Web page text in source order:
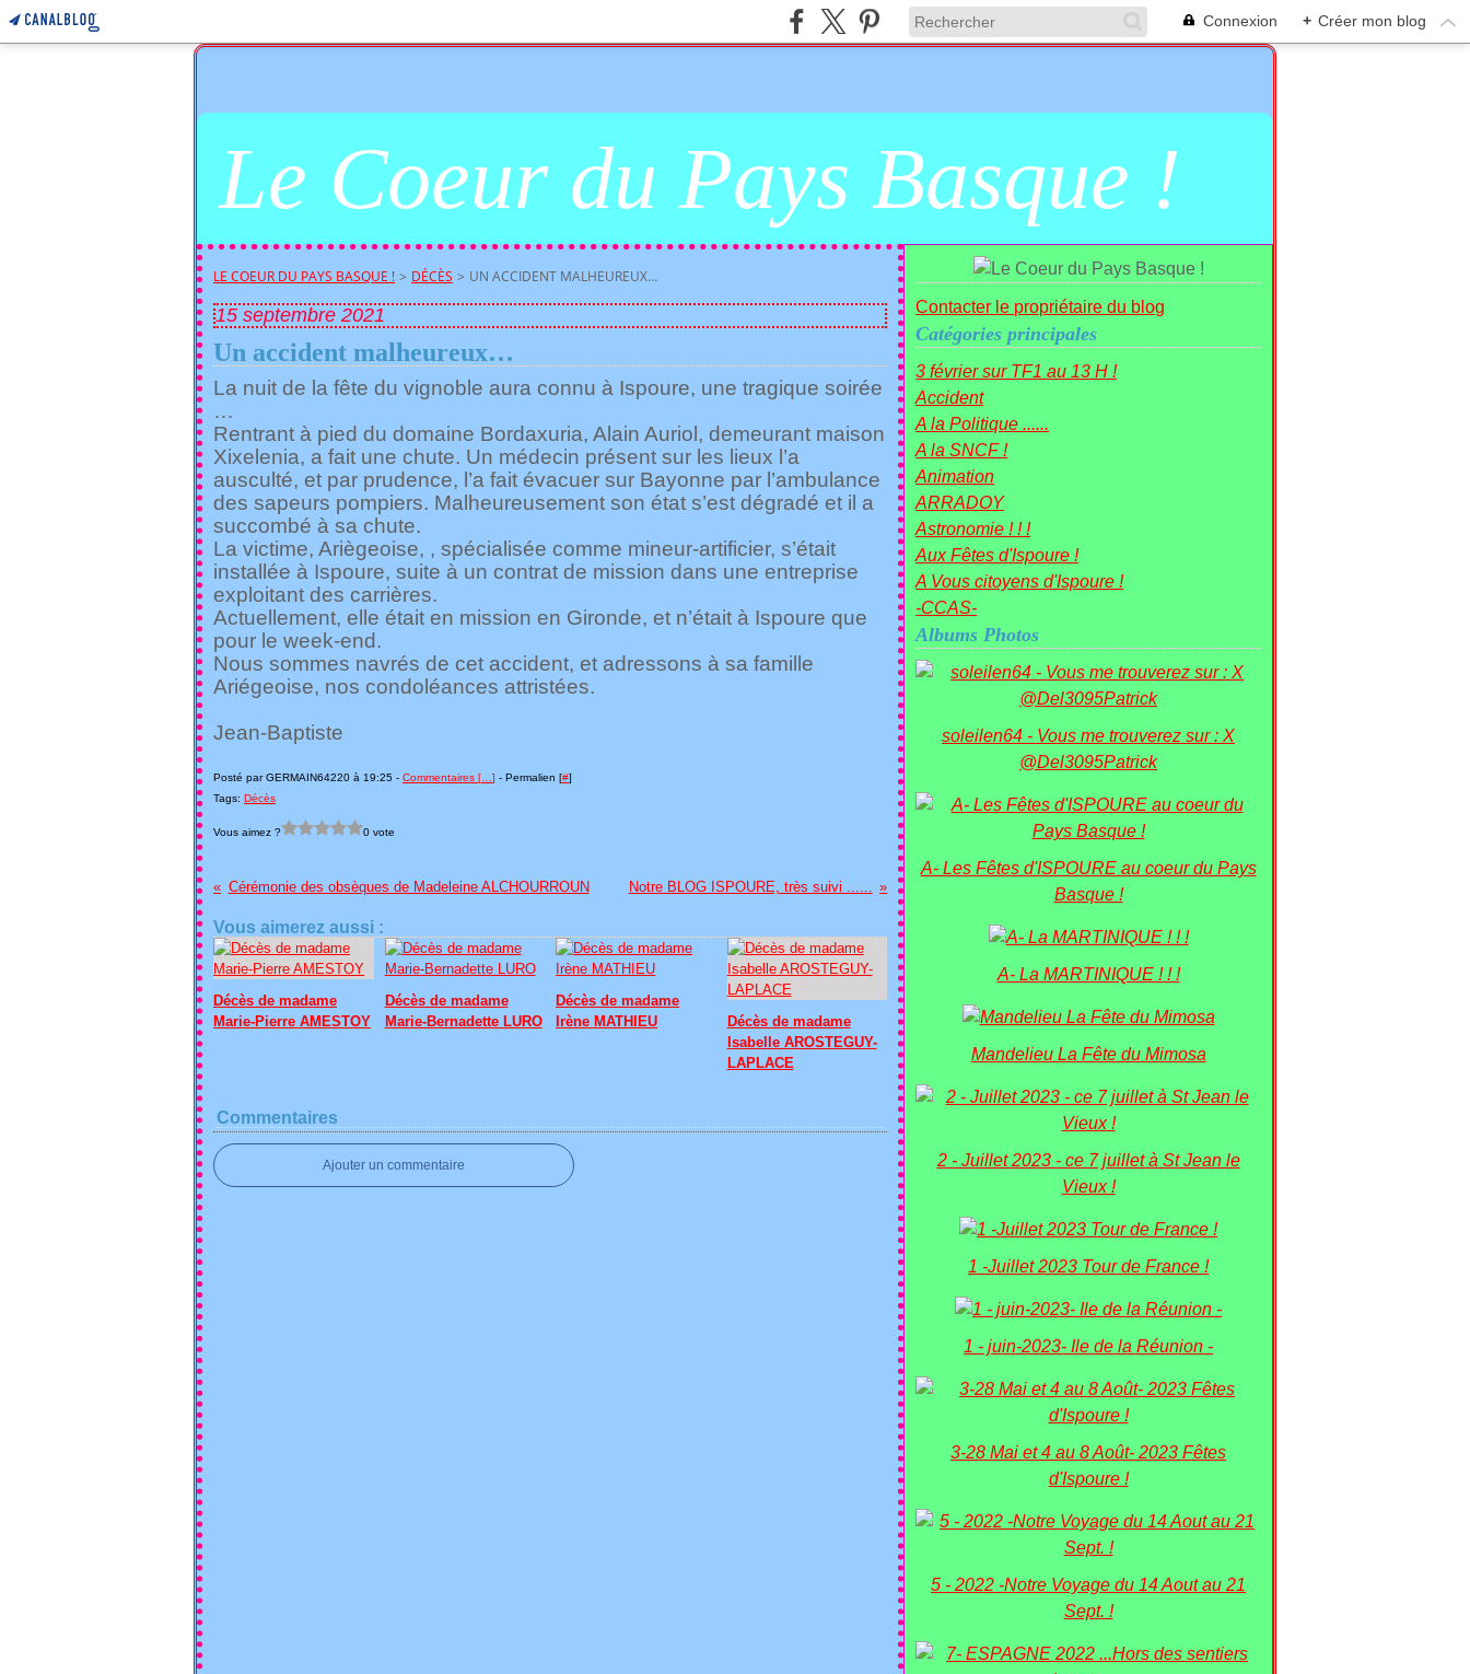
Connexion + Créer mon blog
Le Coeur du Pays Basque !
LE COEUR DU PAYS BASQUE ! > DÉCÈS > UN ACCIDENT MALHEUREUX…
15 septembre 2021
Un accident malheureux…
La nuit de la fête du vignoble aura connu à Ispoure, une tragique soirée
…
Rentrant à pied du domaine Bordaxuria, Alain Auriol, demeurant maison
Xixelenia, a fait une chute. Un médecin présent sur les lieux l’a
ausculté, et par prudence, l’a fait évacuer sur Bayonne par l’ambulance
des sapeurs pompiers. Malheureusement son état s’est dégradé et il a
succombé à sa chute.
La victime, Ariègeoise, , spécialisée comme mineur-artificier, s’était
installée à Ispoure, suite à un contrat de mission dans une entreprise
exploitant des carrières.
Actuellement, elle était en mission en Gironde, et n’était à Ispoure que
pour le week-end.
Nous sommes navrés de cet accident, et adressons à sa famille
Ariégeoise, nos condoléances attristées.
Jean-Baptiste
Posté par GERMAIN64220 à 19:25 - Commentaires [ ] - Permalien [#]
Tags: Décès
Vous aimez ? 0 vote
Cérémonie des obsèques de Madeleine ALCHOURROUN Notre BLOG ISPOURE, très suivi ......
Vous aimerez aussi :
Décès de madame
Marie-Pierre AMESTOY
Décès de madame
Marie-Bernadette LURO
Décès de madame
Irène MATHIEU
Décès de madame
Isabelle AROSTEGUY-
LAPLACE
Commentaires
Ajouter un commentaire
Contacter le propriétaire du blog
Catégories principales
3 février sur TF1 au 13 H !
Accident
A la Politique ......
A la SNCF !
Animation
ARRADOY
Astronomie ! ! !
Aux Fêtes d'Ispoure !
A Vous citoyens d'Ispoure !
-CCAS-
Albums Photos
soleilen64 - Vous me trouverez sur : X
@Del3095Patrick
A- Les Fêtes d'ISPOURE au coeur du Pays
Basque !
A- La MARTINIQUE ! ! !
Mandelieu La Fête du Mimosa
2 - Juillet 2023 - ce 7 juillet à St Jean le
Vieux !
1 -Juillet 2023 Tour de France !
1 - juin-2023- Ile de la Réunion -
3-28 Mai et 4 au 8 Août- 2023 Fêtes
d'Ispoure !
5 - 2022 -Notre Voyage du 14 Aout au 21
Sept. !